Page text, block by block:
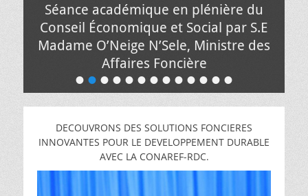
•••••••••••••
Séance académique en plénière du
Conseil Économique et Social par S.E
Madame O’Neige N’Sele, Ministre des
Affaires Foncière
le
de
Pacifique
MUNGANGA
DECOUVRONS DES SOLUTIONS FONCIERES
INNOVANTES POUR LE DEVELOPPEMENT DURABLE
AVEC LA CONAREF-RDC.